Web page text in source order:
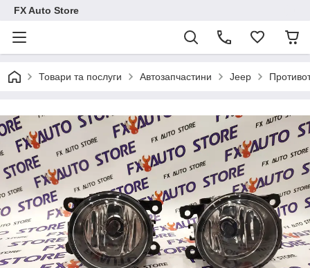
FX Auto Store
Товари та послуги Автозапчастини Jeep